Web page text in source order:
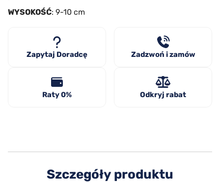
WYSOKOŚĆ: 9-10 cm
Zapytaj Doradcę Zadzwoń i zamów
Raty 0% Odkryj rabat
Szczegóły produktu